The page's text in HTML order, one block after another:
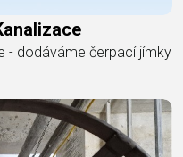
- dodáváme čerpací jímky